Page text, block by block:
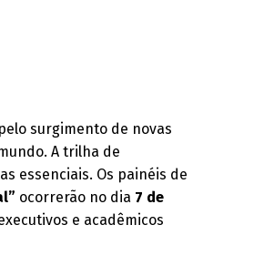
surgimento de novas
A trilha de
essenciais. Os painéis de
ocorrerão no dia 7 de
e acadêmicos